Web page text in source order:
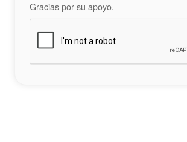
Gracias por su apoyo.